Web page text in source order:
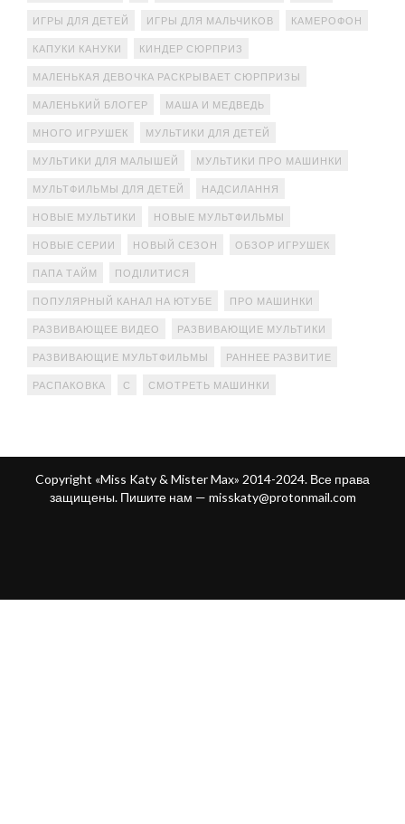
ИГРЫ ДЛЯ ДЕТЕЙ ИГРЫ ДЛЯ МАЛЬЧИКОВ КАМЕРОФОН
КАПУКИ КАНУКИ КИНДЕР СЮРПРИЗ
МАЛЕНЬКАЯ ДЕВОЧКА РАСКРЫВАЕТ СЮРПРИЗЫ
МАЛЕНЬКИЙ БЛОГЕР МАША И МЕДВЕДЬ
МНОГО ИГРУШЕК МУЛЬТИКИ ДЛЯ ДЕТЕЙ
МУЛЬТИКИ ДЛЯ МАЛЫШЕЙ МУЛЬТИКИ ПРО МАШИНКИ
МУЛЬТФИЛЬМЫ ДЛЯ ДЕТЕЙ НАДСИЛАННЯ
НОВЫЕ МУЛЬТИКИ НОВЫЕ МУЛЬТФИЛЬМЫ
НОВЫЕ СЕРИИ НОВЫЙ СЕЗОН ОБЗОР ИГРУШЕК
ПАПА ТАЙМ ПОДІЛИТИСЯ
ПОПУЛЯРНЫЙ КАНАЛ НА ЮТУБЕ ПРО МАШИНКИ
РАЗВИВАЮЩЕЕ ВИДЕО РАЗВИВАЮЩИЕ МУЛЬТИКИ
РАЗВИВАЮЩИЕ МУЛЬТФИЛЬМЫ РАННЕЕ РАЗВИТИЕ
РАСПАКОВКА С СМОТРЕТЬ МАШИНКИ
Copyright «Miss Katy & Mister Max» 2014-2024. Все права
защищены. Пишите нам — misskaty@protonmail.com